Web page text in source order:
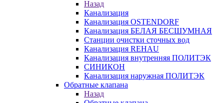
Назад
Канализация
Канализация OSTENDORF
Канализация БЕЛАЯ БЕСШУМНАЯ
Станции очистки сточных вод
Канализация REHAU
Канализация внутренняя ПОЛИТЭК
СИНИКОН
Канализация наружная ПОЛИТЭК
Обратные клапана
Назад